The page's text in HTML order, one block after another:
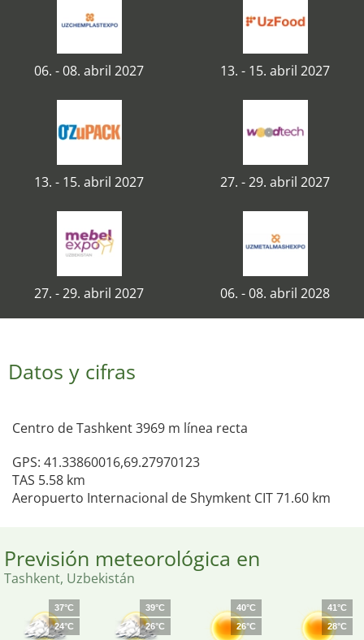
06. - 08. abril 2027 13. - 15. abril 2027
13. - 15. abril 2027 27. - 29. abril 2027
27. - 29. abril 2027 06. - 08. abril 2028
Datos y cifras
Centro de Tashkent 3969 m línea recta
GPS: 41.33860016,69.27970123
TAS 5.58 km
Aeropuerto Internacional de Shymkent CIT 71.60 km
Previsión meteorológica en
Tashkent, Uzbekistán
37°C
24°C
39°C
26°C
40°C
26°C
41°C
28°C